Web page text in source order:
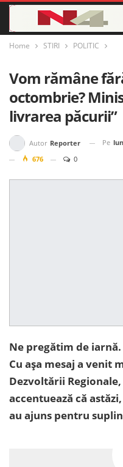
Home STIRI POLITIC
Vom rămâne
octombrie?
livrarea păcurii”
Autor Reporter Pe
676
0
Ne pregătim de
Cu așa mesaj a
Dezvoltării
accentuează că
au ajuns pentru